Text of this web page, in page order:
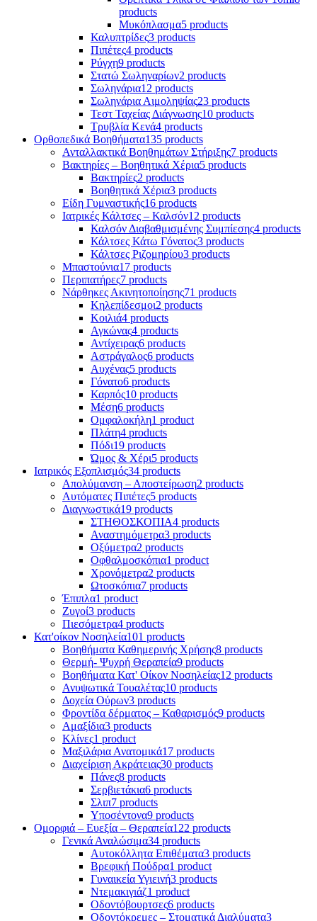
products
Μυκόπλασμα5 products
Καλυπτρίδες3 products
Πιπέτες4 products
Ρύγχη9 products
Στατώ Σωληναρίων2 products
Σωληνάρια12 products
Σωληνάρια Αιμοληψίας23 products
Τεστ Ταχείας Διάγνωσης10 products
Τρυβλία Κενά4 products
Ορθοπεδικά Βοηθήματα135 products
Ανταλλακτικά Βοηθημάτων Στήριξης7 products
Βακτηρίες – Βοηθητικά Χέρια5 products
Βακτηρίες2 products
Βοηθητικά Χέρια3 products
Είδη Γυμναστικής16 products
Ιατρικές Κάλτσες – Καλσόν12 products
Καλσόν Διαβαθμισμένης Συμπίεσης4 products
Κάλτσες Κάτω Γόνατος3 products
Κάλτσες Ριζομηρίου3 products
Μπαστούνια17 products
Περιπατήρες7 products
Νάρθηκες Ακινητοποίησης71 products
Κηλεπίδεσμοι2 products
Κοιλιά4 products
Αγκώνας4 products
Αντίχειρας6 products
Αστράγαλος6 products
Αυχένας5 products
Γόνατο6 products
Καρπός10 products
Μέση6 products
Ομφαλοκήλη1 product
Πλάτη4 products
Πόδι19 products
Ώμος & Χέρι5 products
Ιατρικός Εξοπλισμός34 products
Απολύμανση – Αποστείρωση2 products
Αυτόματες Πιπέτες5 products
Διαγνωστικά19 products
ΣΤΗΘΟΣΚΟΠΙΑ4 products
Αναστημόμετρα3 products
Οξύμετρα2 products
Οφθαλμοσκόπια1 product
Χρονόμετρα2 products
Ωτοσκόπια7 products
Έπιπλα1 product
Ζυγοί3 products
Πιεσόμετρα4 products
Κατ'οίκον Νοσηλεία101 products
Βοηθήματα Καθημερινής Χρήσης8 products
Θερμή- Ψυχρή Θεραπεία9 products
Βοηθήματα Κατ' Οίκον Νοσηλείας12 products
Ανυψωτικά Τουαλέτας10 products
Δοχεία Ούρων3 products
Φροντίδα δέρματος – Καθαρισμός9 products
Αμαξίδια3 products
Κλίνες1 product
Μαξιλάρια Ανατομικά17 products
Διαχείριση Ακράτειας30 products
Πάνες8 products
Σερβιετάκια6 products
Σλιπ7 products
Υποσέντονα9 products
Ομορφιά – Ευεξία – Θεραπεία122 products
Γενικά Αναλώσιμα34 products
Αυτοκόλλητα Επιθέματα3 products
Βρεφική Πούδρα1 product
Γυναικεία Υγιεινή3 products
Ντεμακιγιάζ1 product
Οδοντόβουρτσες6 products
Οδοντόκρεμες – Στοματικά Διαλύματα3